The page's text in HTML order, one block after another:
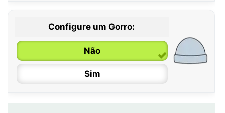
Configure um Gorro:
Não
Sim